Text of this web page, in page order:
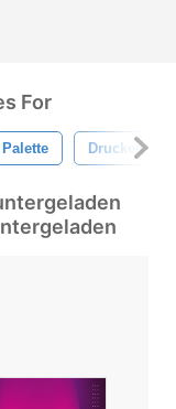
For
Palette Drucken